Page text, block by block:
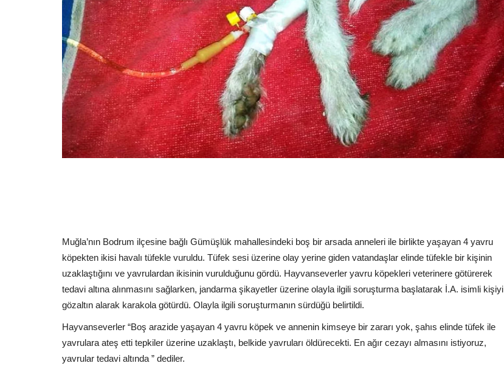
Muğla’nın Bodrum ilçesine bağlı Gümüşlük mahallesindeki boş bir arsada anneleri ile birlikte yaşayan 4 yavru
köpekten ikisi havalı tüfekle vuruldu. Tüfek sesi üzerine olay yerine giden vatandaşlar elinde tüfekle bir kişinin
uzaklaştığını ve yavrulardan ikisinin vurulduğunu gördü. Hayvanseverler yavru köpekleri veterinere götürerek
tedavi altına alınmasını sağlarken, jandarma şikayetler üzerine olayla ilgili soruşturma başlatarak İ.A. isimli kişiyi
gözaltın alarak karakola götürdü. Olayla ilgili soruşturmanın sürdüğü belirtildi.
Hayvanseverler “Boş arazide yaşayan 4 yavru köpek ve annenin kimseye bir zararı yok, şahıs elinde tüfek ile
yavrulara ateş etti tepkiler üzerine uzaklaştı, belkide yavruları öldürecekti. En ağır cezayı almasını istiyoruz,
yavrular tedavi altında ” dediler.